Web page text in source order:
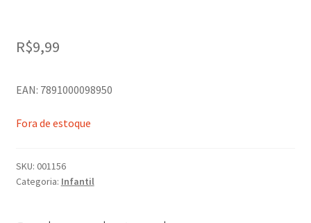
R$9,99
EAN: 7891000098950
Fora de estoque
SKU: 001156
Categoria: Infantil